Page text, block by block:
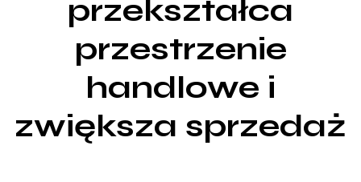
przekształca
przestrzenie
handlowe i
zwiększa sprzedaż